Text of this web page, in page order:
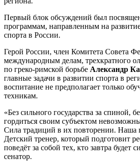
Первый блок обсуждений был
программам, направленным на
спорта в России.
Герой России, член Комитета Совета
международным делам, трехкратного
по греко-римской борьбе Александр
главные задачи в развитии спорта в
воспитание не предполагает только
техникам.
«Без сильного государства за спиной,
гордиться своим субъектом
Сила традиций в их повторении. Наша
Детский тренер, который подготовит
поведёт за собой тех, кто завтра будет
сенатор.